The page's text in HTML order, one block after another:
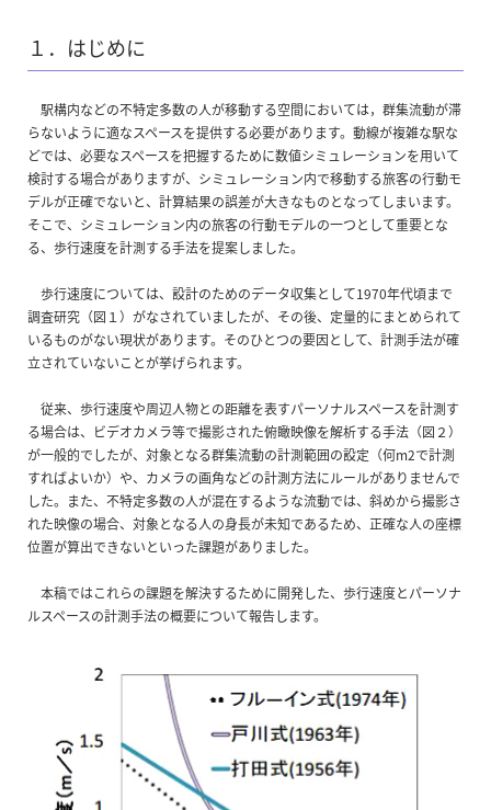
１．はじめに
駅構内などの不特定多数の人が移動する空間においては，群集流動が滞
らないように適なスペースを提供する必要があります。動線が複雑な駅な
どでは、必要なスペースを把握するために数値シミュレーションを用いて
検討する場合がありますが、シミュレーション内で移動する旅客の行動モ
デルが正確でないと、計算結果の誤差が大きなものとなってしまいます。
そこで、シミュレーション内の旅客の行動モデルの一つとして重要とな
る、歩行速度を計測する手法を提案しました。
歩行速度については、設計のためのデータ収集として1970年代頃まで
調査研究（図１）がなされていましたが、その後、定量的にまとめられて
いるものがない現状があります。そのひとつの要因として、計測手法が確
立されていないことが挙げられます。
従来、歩行速度や周辺人物との距離を表すパーソナルスペースを計測す
る場合は、ビデオカメラ等で撮影された俯瞰映像を解析する手法（図２）
が一般的でしたが、対象となる群集流動の計測範囲の設定（何m2で計測
すればよいか）や、カメラの画角などの計測方法にルールがありませんで
した。また、不特定多数の人が混在するような流動では、斜めから撮影さ
れた映像の場合、対象となる人の身長が未知であるため、正確な人の座標
位置が算出できないといった課題がありました。
本稿ではこれらの課題を解決するために開発した、歩行速度とパーソナ
ルスペースの計測手法の概要について報告します。